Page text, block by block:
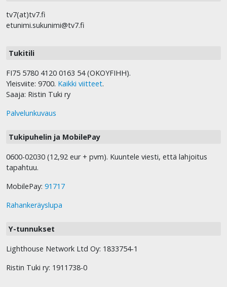
tv7(at)tv7.fi
etunimi.sukunimi@tv7.fi
Tukitili
FI75 5780 4120 0163 54 (OKOYFIHH).
Yleisviite: 9700. Kaikki viitteet.
Saaja: Ristin Tuki ry
Palvelunkuvaus
Tukipuhelin ja MobilePay
0600-02030 (12,92 eur + pvm). Kuuntele viesti, että lahjoitus
tapahtuu.
MobilePay: 91717
Rahankeräyslupa
Y-tunnukset
Lighthouse Network Ltd Oy: 1833754-1
Ristin Tuki ry: 1911738-0